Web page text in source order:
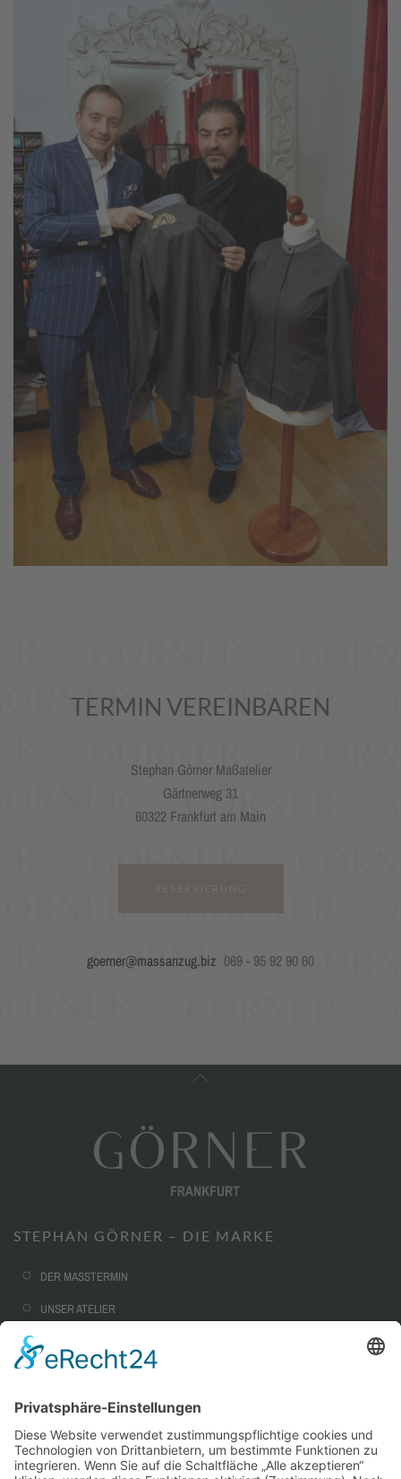
TERMIN VEREINBAREN
Stephan Görner Maßatelier
Gärtnerweg 31
60322 Frankfurt am Main
goerner@massanzug.biz 069 - 95 92 90 60
STEPHAN GÖRNER – DIE MARKE
DER MASSTERMIN
UNSER ATELIER
NACHHALTIGKEIT
CORPORATE FASHION
AUSSTATTUNG & OPTIONEN